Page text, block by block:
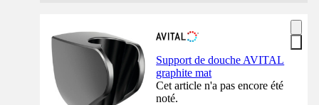
Support de douche AVITAL
graphite mat
Cet article n'a pas encore été
noté.